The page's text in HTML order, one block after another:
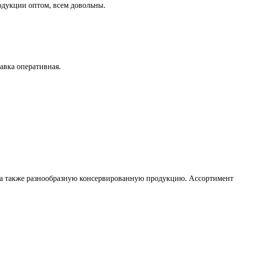
оптом, всем довольны.
оперативная.
также разнообразную консервированную продукцию. Ассортимент